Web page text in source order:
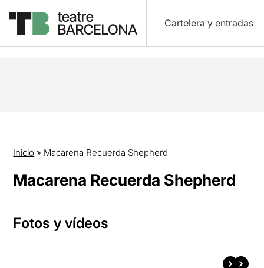
Cartelera y entradas
Inicio » Macarena Recuerda Shepherd
Macarena Recuerda Shepherd
Fotos y vídeos